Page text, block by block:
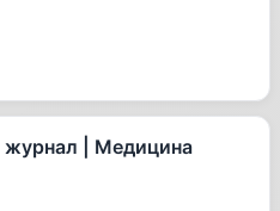
| Медицина